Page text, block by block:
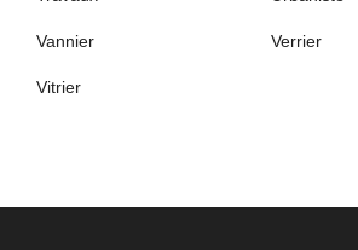
Vannier Verrier
Vitrier